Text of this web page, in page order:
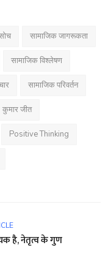
सामाजिक जागरूकता
सामाजिक विश्लेषण
सामाजिक परिवर्तन
कुमार जीत
Positive Thinking
है, नेतृत्व के गुण